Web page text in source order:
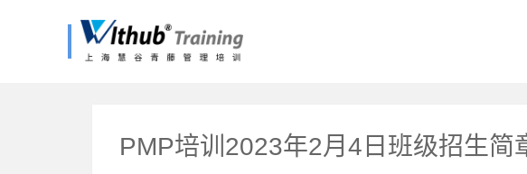
PMP培训2023年2月4日班级招生简